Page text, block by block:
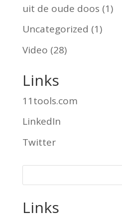
uit de oude doos (1)
Uncategorized (1)
Video (28)
Links
11tools.com
LinkedIn
Twitter
Links